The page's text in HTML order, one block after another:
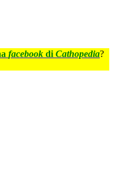
facebook di Cathopedia?